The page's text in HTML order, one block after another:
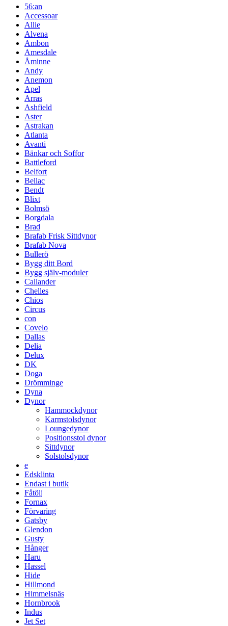
56:an
Accessoar
Allie
Alvena
Ambon
Amesdale
Åminne
Andy
Anemon
Apel
Arras
Ashfield
Aster
Astrakan
Atlanta
Avanti
Bänkar och Soffor
Battleford
Belfort
Bellac
Bendt
Blixt
Bolmsö
Borgdala
Brad
Brafab Frisk Sittdynor
Brafab Nova
Bullerö
Bygg ditt Bord
Bygg själv-moduler
Callander
Chelles
Chios
Circus
con
Covelo
Dallas
Delia
Delux
DK
Doga
Drömminge
Dyna
Dynor
Hammockdynor
Karmstolsdynor
Loungedynor
Positionsstol dynor
Sittdynor
Solstolsdynor
e
Edsklinta
Endast i butik
Fåtölj
Fornax
Förvaring
Gatsby
Glendon
Gusty
Hånger
Haru
Hassel
Hide
Hillmond
Himmelsnäs
Hornbrook
Indus
Jet Set